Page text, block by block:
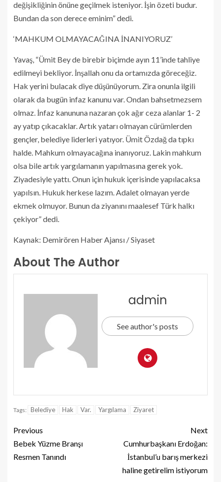
değişikliğinin önüne geçilmek isteniyor. İşin özeti budur.
Bundan da son derece eminim” dedi.
‘MAHKUM OLMAYACAĞINA İNANIYORUZ’
Yavaş, “Ümit Bey de birebir biçimde ayın 11’inde tahliye
edilmeyi bekliyor. İnşallah onu da ortamızda göreceğiz.
Hak yerini bulacak diye düşünüyorum. Zira onunla ilgili
olarak da bugün infaz kanunu var. Ondan bahsetmezsem
olmaz. İnfaz kanununa nazaran çok ağır ceza alanlar 1- 2
ay yatıp çıkacaklar. Artık yatarı olmayan cürümlerden
gençler, belediye liderleri yatıyor. Ümit Özdağ da tıpkı
halde. Mahkum olmayacağına inanıyoruz. Lakin mahkum
olsa bile artık yargılamanın yapılmasına gerek yok.
Ziyadesiyle yattı. Onun için hukuk içerisinde yapılacaksa
yapılsın. Hukuk herkese lazım. Adalet olmayan yerde
ekmek olmuyor. Bunun da ziyanını maalesef Türk halkı
çekiyor” dedi.
Kaynak: Demirören Haber Ajansı / Siyaset
About The Author
admin
See author's posts
Tags: Belediye Hak Var. Yargılama Ziyaret
Previous
Bebek Yüzme Branşı
Resmen Tanındı
Next
Cumhurbaşkanı Erdoğan:
İstanbul’u barış merkezi
haline getirelim istiyorum